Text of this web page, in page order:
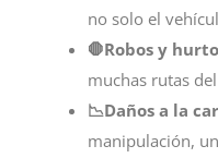
no solo el
🛑Robos y
muchas rutas
📉Daños a la
manipulación,